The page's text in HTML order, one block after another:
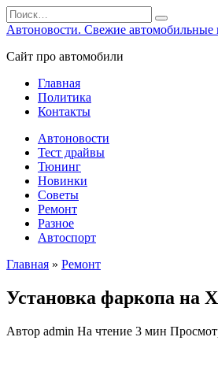
Перейти
к
Search
for:
Автоновости. Свежие автомобильные
Сайт про автомобили
Главная
Политика
Контакты
Автоновости
Тест драйвы
Тюнинг
Новинки
Советы
Ремонт
Разное
Автоспорт
Главная » Ремонт
Установка фаркопа на
Автор admin На чтение 3 мин